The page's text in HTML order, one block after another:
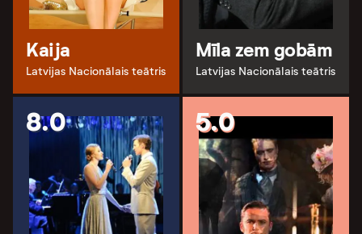
Kaija
Latvijas Nacionālais teātris
Mīla zem gobām
Latvijas Nacionālais teātris
8.0 5.0